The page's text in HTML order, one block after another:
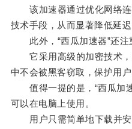
该加速器通过优化网络连
技术手段，从而显著降低延
此外，“西瓜加速器”还注
它采用高级的加密技术，
中不会被黑客窃取，保护用户
值得一提的是，“西瓜加
可以在电脑上使用。
用户只需简单地下载并安